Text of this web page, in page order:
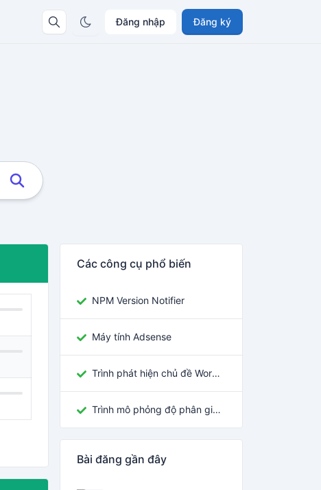
Đăng nhập Đăng ký
Các công cụ phổ biến
NPM Version Notifier
Máy tính Adsense
Trình phát hiện chủ đề WordPress
Trình mô phỏng độ phân giải màn hình
Bài đăng gần đây